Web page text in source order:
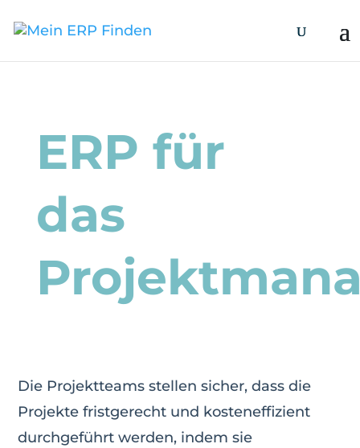
ERP für
das
Die Projektteams stellen sicher, dass die
Projekte fristgerecht und kosteneffizient
durchgeführt werden, indem sie